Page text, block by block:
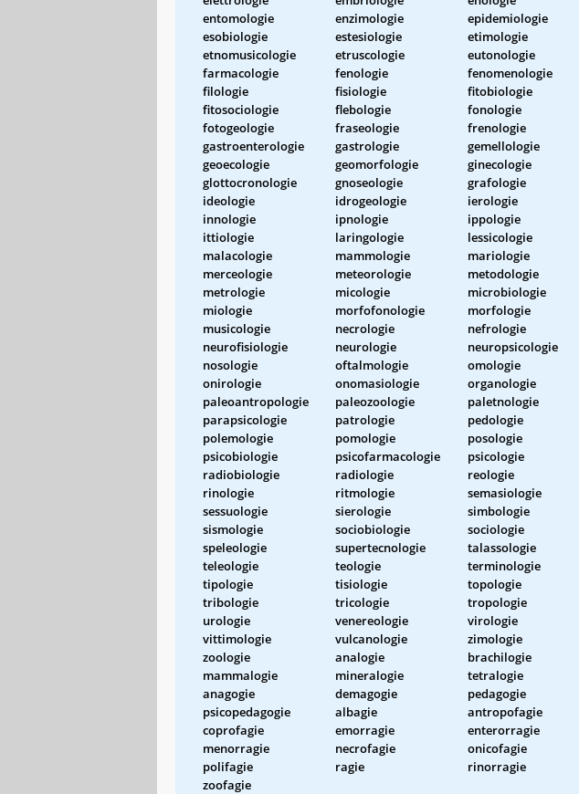
entomologie
enzimologie epidemiologie
esobiologie
estesiologie etimologie
etnomusicologie
etruscologie eutonologie
farmacologie
fenologie fenomenologie
filologie
fisiologie fitobiologie
fitosociologie
flebologie fonologie
fotogeologie
fraseologie frenologie
gastroenterologie
gastrologie gemellologie
geoecologie
geomorfologie ginecologie
glottocronologie
gnoseologie grafologie
ideologie
idrogeologie ierologie
innologie
ipnologie ippologie
ittiologie
laringologie lessicologie
malacologie
mammologie mariologie
merceologie
meteorologie metodologie
metrologie
micologie microbiologie
miologie
morfofonologie morfologie
musicologie
necrologie nefrologie
neurofisiologie
neurologie neuropsicologie
nosologie
oftalmologie omologie
onirologie
onomasiologie organologie
paleoantropologie
paleozoologie paletnologie
parapsicologie
patrologie pedologie
polemologie
pomologie posologie
psicobiologie
psicofarmacologie psicologie
radiobiologie
radiologie reologie
rinologie
ritmologie semasiologie
sessuologie
sierologie simbologie
sismologie
sociobiologie sociologie
speleologie
supertecnologie talassologie
teleologie
teologie terminologie
tipologie
tisiologie topologie
tribologie
tricologie tropologie
urologie
venereologie virologie
vittimologie
vulcanologie zimologie
zoologie
analogie brachilogie
mammalogie
mineralogie tetralogie
anagogie
demagogie pedagogie
psicopedagogie
albagie antropofagie
coprofagie
emorragie enterorragie
menorragie
necrofagie onicofagie
polifagie
ragie rinorragie
zoofagie